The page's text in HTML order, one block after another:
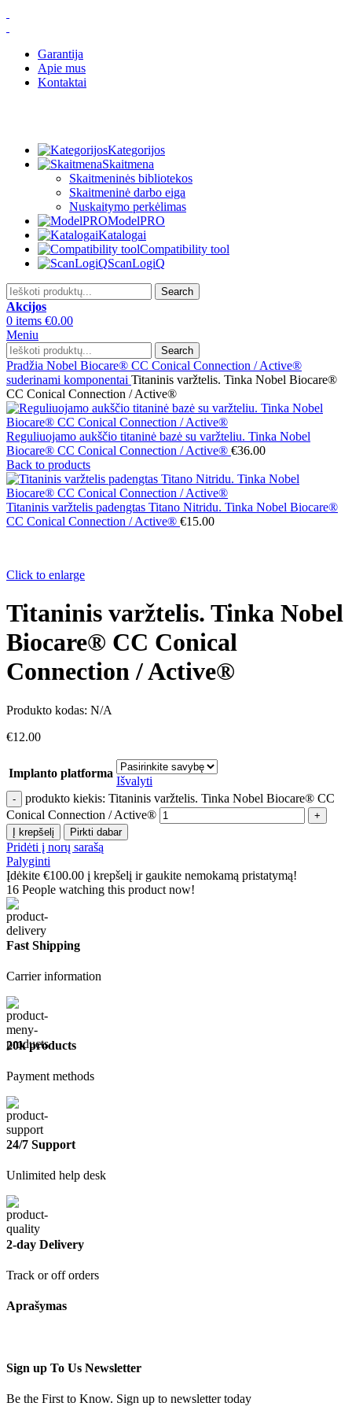
Garantija
Apie mus
Kontaktai
Kategorijos
Skaitmena
Skaitmeninės bibliotekos
Skaitmeninė darbo eiga
Nuskaitymo perkėlimas
ModelPRO
Katalogai
Compatibility tool
ScanLogiQ
Search
Akcijos
0 items €0.00
Meniu
Search
Pradžia Nobel Biocare® CC Conical Connection / Active®
suderinami komponentai Titaninis varžtelis. Tinka Nobel Biocare®
CC Conical Connection / Active®
Reguliuojamo aukščio titaninė bazė su varžteliu. Tinka Nobel
Biocare® CC Conical Connection / Active® €36.00
Back to products
Titaninis varžtelis padengtas Titano Nitridu. Tinka Nobel Biocare®
CC Conical Connection / Active® €15.00
Click to enlarge
Titaninis varžtelis. Tinka Nobel
Biocare® CC Conical
Connection / Active®
Produkto kodas: N/A
€12.00
Implanto platforma
Išvalyti
produkto kiekis: Titaninis varžtelis. Tinka Nobel Biocare® CC
Conical Connection / Active®
Į krepšelį Pirkti dabar
Pridėti į norų sarašą
Palyginti
Įdėkite €100.00 į krepšelį ir gaukite nemokamą pristatymą!
16 People watching this product now!
Fast Shipping
Carrier information
20k products
Payment methods
24/7 Support
Unlimited help desk
2-day Delivery
Track or off orders
Aprašymas
Sign up To Us Newsletter
Be the First to Know. Sign up to newsletter today